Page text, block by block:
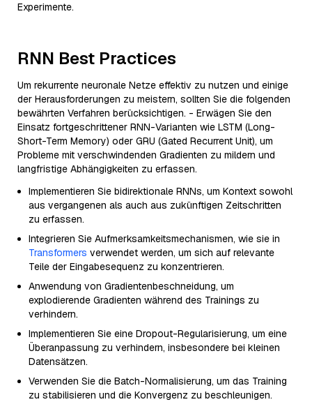
Experimente.
RNN Best Practices
Um rekurrente neuronale Netze effektiv zu nutzen und einige
der Herausforderungen zu meistern, sollten Sie die folgenden
bewährten Verfahren berücksichtigen. - Erwägen Sie den
Einsatz fortgeschrittener RNN-Varianten wie LSTM (Long-
Short-Term Memory) oder GRU (Gated Recurrent Unit), um
Probleme mit verschwindenden Gradienten zu mildern und
langfristige Abhängigkeiten zu erfassen.
Implementieren Sie bidirektionale RNNs, um Kontext sowohl
aus vergangenen als auch aus zukünftigen Zeitschritten
zu erfassen.
Integrieren Sie Aufmerksamkeitsmechanismen, wie sie in
Transformers verwendet werden, um sich auf relevante
Teile der Eingabesequenz zu konzentrieren.
Anwendung von Gradientenbeschneidung, um
explodierende Gradienten während des Trainings zu
verhindern.
Implementieren Sie eine Dropout-Regularisierung, um eine
Überanpassung zu verhindern, insbesondere bei kleinen
Datensätzen.
Verwenden Sie die Batch-Normalisierung, um das Training
zu stabilisieren und die Konvergenz zu beschleunigen.